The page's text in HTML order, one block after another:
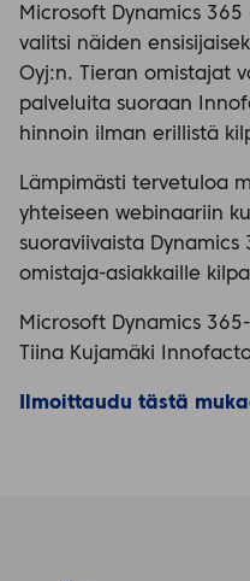
Microsoft Dynamics
valitsi näiden
Oyj:n. Tieran omistajat
palveluita suoraan
hinnoin ilman erillistä
Lämpimästi tervetuloa
yhteiseen webinaariin
suoraviivaista
omistaja-asiakkaille
Microsoft Dynamics
Tiina Kujamäki
Ilmoittaudu tästä